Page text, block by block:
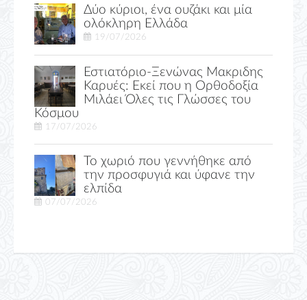
Δύο κύριοι, ένα ουζάκι και μία
ολόκληρη Ελλάδα
19/07/2026
Εστιατόριο-Ξενώνας Μακριδης
Καρυές: Εκεί που η Ορθοδοξία
Μιλάει Όλες τις Γλώσσες του
Κόσμου
17/07/2026
Το χωριό που γεννήθηκε από
την προσφυγιά και ύφανε την
ελπίδα
07/07/2026